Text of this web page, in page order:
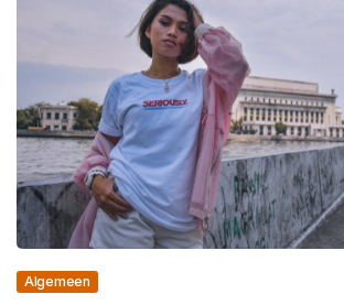
Algemeen